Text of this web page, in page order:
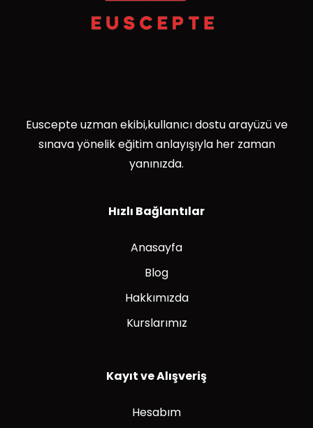
Euscepte uzman ekibi,kullanıcı dostu arayüzü ve
sınava yönelik eğitim anlayışıyla her zaman
yanınızda.
Hızlı Bağlantılar
Anasayfa
Blog
Hakkımızda
Kurslarımız
Kayıt ve Alışveriş
Hesabım